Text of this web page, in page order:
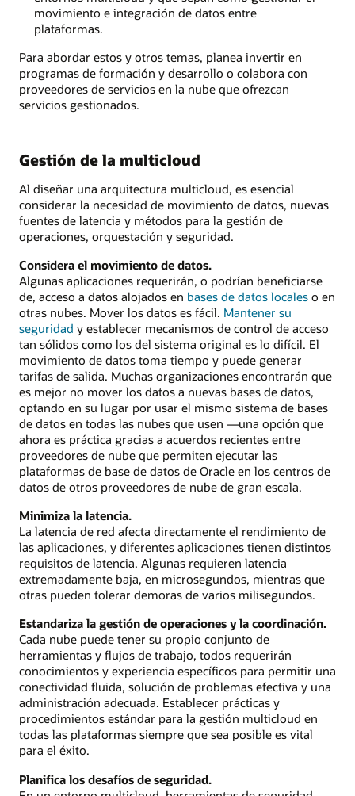
movimiento e integración de datos entre
plataformas.
Para abordar estos y otros temas, planea invertir en
programas de formación y desarrollo o colabora con
proveedores de servicios en la nube que ofrezcan
servicios gestionados.
Gestión de la multicloud
Al diseñar una arquitectura multicloud, es esencial
considerar la necesidad de movimiento de datos, nuevas
fuentes de latencia y métodos para la gestión de
operaciones, orquestación y seguridad.
Considera el movimiento de datos.
Algunas aplicaciones requerirán, o podrían beneficiarse
de, acceso a datos alojados en bases de datos locales o en
otras nubes. Mover los datos es fácil. Mantener su
seguridad y establecer mecanismos de control de acceso
tan sólidos como los del sistema original es lo difícil. El
movimiento de datos toma tiempo y puede generar
tarifas de salida. Muchas organizaciones encontrarán que
es mejor no mover los datos a nuevas bases de datos,
optando en su lugar por usar el mismo sistema de bases
de datos en todas las nubes que usen —una opción que
ahora es práctica gracias a acuerdos recientes entre
proveedores de nube que permiten ejecutar las
plataformas de base de datos de Oracle en los centros de
datos de otros proveedores de nube de gran escala.
Minimiza la latencia.
La latencia de red afecta directamente el rendimiento de
las aplicaciones, y diferentes aplicaciones tienen distintos
requisitos de latencia. Algunas requieren latencia
extremadamente baja, en microsegundos, mientras que
otras pueden tolerar demoras de varios milisegundos.
Estandariza la gestión de operaciones y la coordinación.
Cada nube puede tener su propio conjunto de
herramientas y flujos de trabajo, todos requerirán
conocimientos y experiencia específicos para permitir una
conectividad fluida, solución de problemas efectiva y una
administración adecuada. Establecer prácticas y
procedimientos estándar para la gestión multicloud en
todas las plataformas siempre que sea posible es vital
para el éxito.
Planifica los desafíos de seguridad.